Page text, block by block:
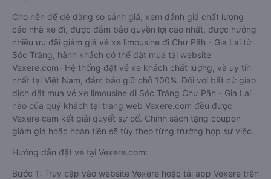
Cho nên để dễ dàng so sánh giá, xem đánh giá chất lượng
các nhà xe đi, được đảm bảo quyền lợi cao nhất, được hưởng
nhiều ưu đãi giảm giá vé xe limousine đi Chư Păh - Gia Lai từ
Sóc Trăng, hành khách có thể đặt mua tại website
Vexere.com- Hệ thống đặt vé xe khách chất lượng, và uy tín
nhất tại Việt Nam, đảm bảo giữ chỗ 100%. Đối với bất cứ giao
dịch đặt mua vé xe limousine đi Sóc Trăng Chư Păh - Gia Lai
nào của quý khách tại trang web Vexere.com đều được
Vexere cam kết giải quyết sự cố. Chính sách tặng coupon
giảm giá hoặc hoàn tiền sẽ tùy theo từng trường hợp sự việc.
Hướng dẫn đặt vé tại Vexere.com:
Bước 1: Truy cập vào website Vexere hoặc tải app Vexere trên